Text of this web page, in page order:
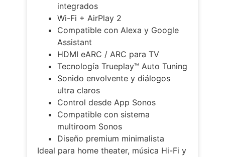
integrados
Wi-Fi + AirPlay 2
Compatible con Alexa y Google
Assistant
HDMI eARC / ARC para TV
Tecnología Trueplay™ Auto Tuning
Sonido envolvente y diálogos
ultra claros
Control desde App Sonos
Compatible con sistema
multiroom Sonos
Diseño premium minimalista
Ideal para home theater, música Hi-Fi y